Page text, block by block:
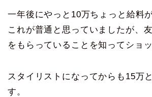
一年後にやっと10万ちょっと給料
これが普通と思っていましたが、
をもらっていることを知ってショッ
スタイリストになってからも15万
す。